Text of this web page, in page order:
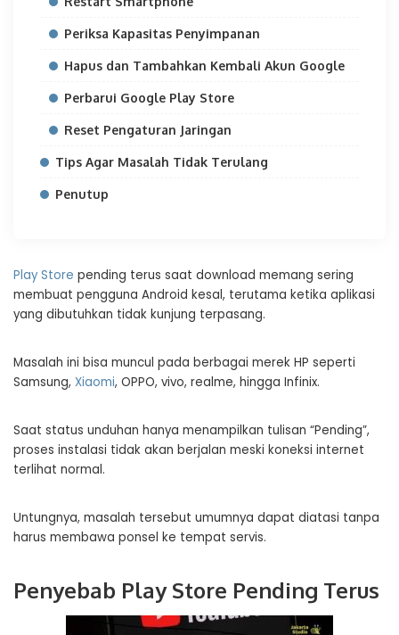
Periksa Kapasitas Penyimpanan
Hapus dan Tambahkan Kembali Akun Google
Perbarui Google Play Store
Reset Pengaturan Jaringan
Tips Agar Masalah Tidak Terulang
Penutup
Play Store pending terus saat download memang sering
membuat pengguna Android kesal, terutama ketika aplikasi
yang dibutuhkan tidak kunjung terpasang.
Masalah ini bisa muncul pada berbagai merek HP seperti
Samsung, Xiaomi, OPPO, vivo, realme, hingga Infinix.
Saat status unduhan hanya menampilkan tulisan “Pending”,
proses instalasi tidak akan berjalan meski koneksi internet
terlihat normal.
Untungnya, masalah tersebut umumnya dapat diatasi tanpa
harus membawa ponsel ke tempat servis.
Penyebab Play Store Pending Terus